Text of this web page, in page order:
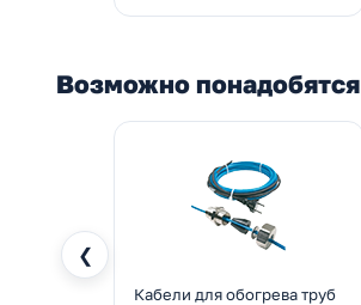
Возможно понадобятся
❮
Кабели для обогрева труб